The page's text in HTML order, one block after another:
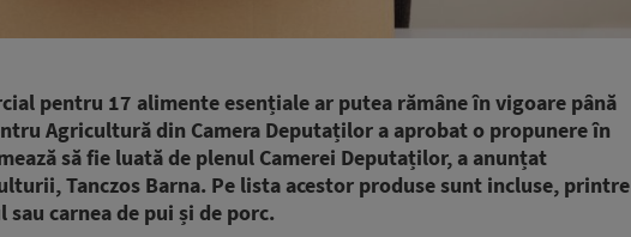
pentru 17 alimente esențiale ar putea rămâne în vigoare până
Agricultură din Camera Deputaților a aprobat o propunere în
să fie luată de plenul Camerei Deputaților, a anunțat
Tanczos Barna. Pe lista acestor produse sunt incluse, printre
carnea de pui și de porc.